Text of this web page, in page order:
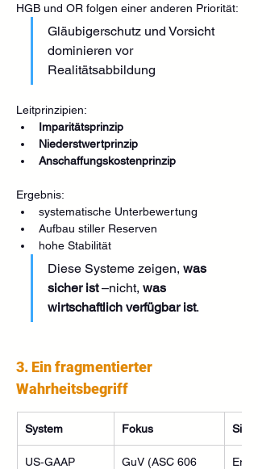
HGB und OR folgen einer anderen Priorität:
Gläubigerschutz und Vorsicht
dominieren vor
Realitätsabbildung
Leitprinzipien:
Imparitätsprinzip
Niederstwertprinzip
Anschaffungskostenprinzip
Ergebnis:
systematische Unterbewertung
Aufbau stiller Reserven
hohe Stabilität
Diese Systeme zeigen, was
sicher ist –nicht, was
wirtschaftlich verfügbar ist.
3. Ein fragmentierter
Wahrheitsbegriff
System Fokus
US‑GAAP
GuV (ASC 606